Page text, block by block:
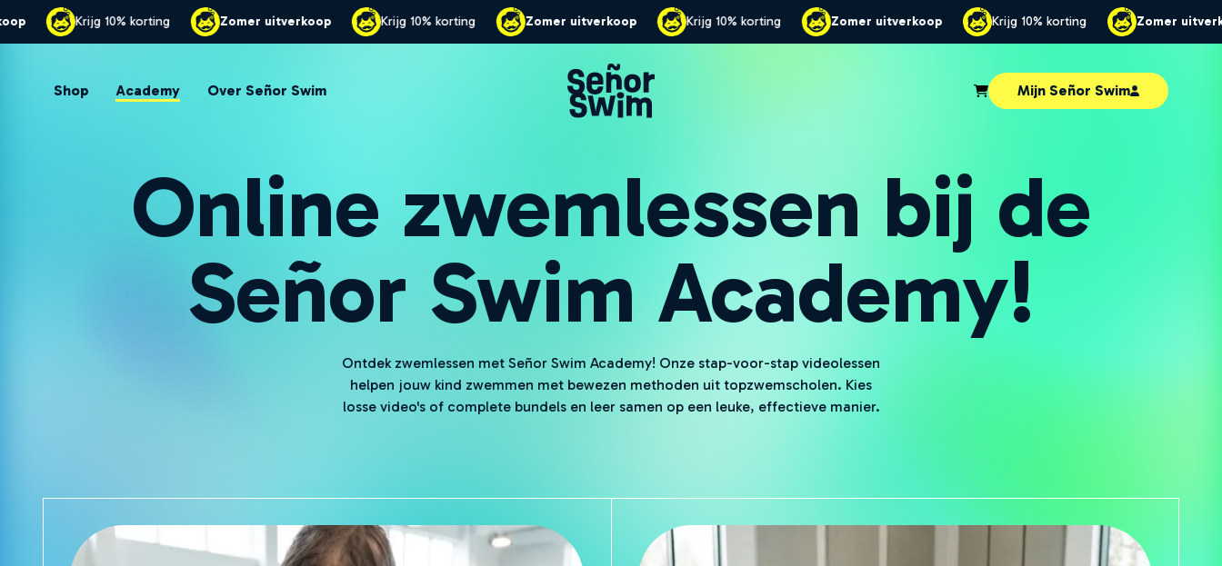
Zomer uitverkoop Krijg 10% korting Zomer uitverkoop Krijg 10% korting Zomer uitverkoop Krijg 10% korting Zomer uitverkoop Krijg 10% korting
Shop Academy Over Señor Swim Mijn Señor Swim
Online zwemlessen bij de
Señor Swim Academy!
Ontdek zwemlessen met Señor Swim Academy! Onze stap-voor-stap videolessen
helpen jouw kind zwemmen met bewezen methoden uit topzwemscholen. Kies
losse video's of complete bundels en leer samen op een leuke, effectieve manier.